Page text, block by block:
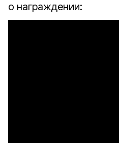
о награждении: